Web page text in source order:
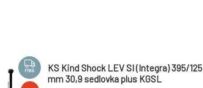
FREE
KS Kind Shock LEV SI (Integra) 395/125
mm 30,9 sedlovka plus KGSL